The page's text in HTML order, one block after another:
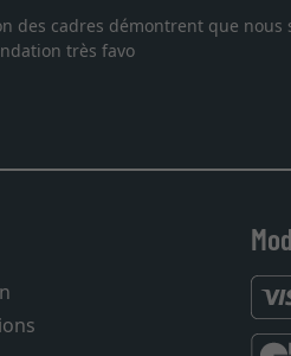
cadres démontrent que nous
très favo